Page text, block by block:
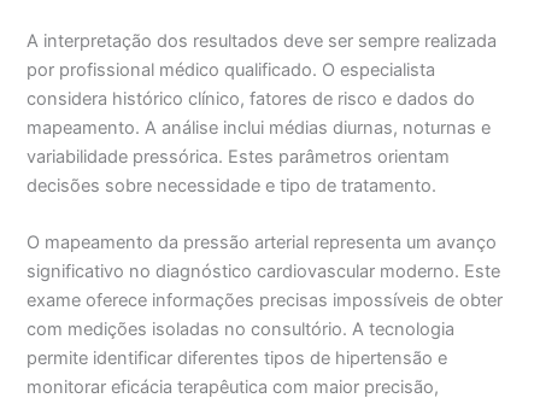
A interpretação dos resultados deve ser sempre realizada
por profissional médico qualificado. O especialista
considera histórico clínico, fatores de risco e dados do
mapeamento. A análise inclui médias diurnas, noturnas e
variabilidade pressórica. Estes parâmetros orientam
decisões sobre necessidade e tipo de tratamento.
O mapeamento da pressão arterial representa um avanço
significativo no diagnóstico cardiovascular moderno. Este
exame oferece informações precisas impossíveis de obter
com medições isoladas no consultório. A tecnologia
permite identificar diferentes tipos de hipertensão e
monitorar eficácia terapêutica com maior precisão,